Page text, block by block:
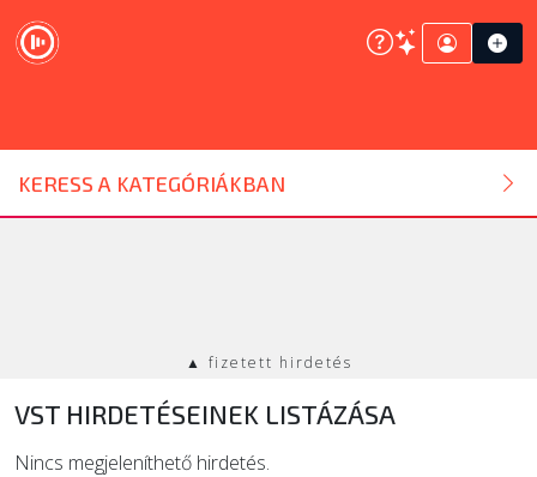
KERESS A KATEGÓRIÁKBAN
DJ ESZKÖZ
HANGTECHNIKA
▲ fizetett hirdetés
VST HIRDETÉSEINEK LISTÁZÁSA
Nincs megjeleníthető hirdetés.